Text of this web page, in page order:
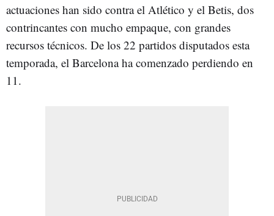
actuaciones han sido contra el Atlético y el Betis, dos
contrincantes con mucho empaque, con grandes
recursos técnicos. De los 22 partidos disputados esta
temporada, el Barcelona ha comenzado perdiendo en
11.